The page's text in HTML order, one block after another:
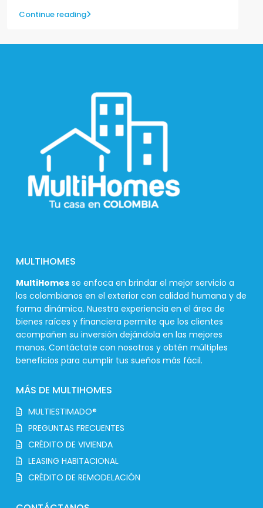
Continue reading
MULTIHOMES
MultiHomes se enfoca en brindar el mejor servicio a
los colombianos en el exterior con calidad humana y de
forma dinámica. Nuestra experiencia en el área de
bienes raíces y financiera permite que los clientes
acompañen su inversión dejándola en las mejores
manos. Contáctate con nosotros y obtén múltiples
beneficios para cumplir tus sueños más fácil.
MÁS DE MULTIHOMES
MULTIESTIMADO®
PREGUNTAS FRECUENTES
CRÉDITO DE VIVIENDA
LEASING HABITACIONAL
CRÉDITO DE REMODELACIÓN